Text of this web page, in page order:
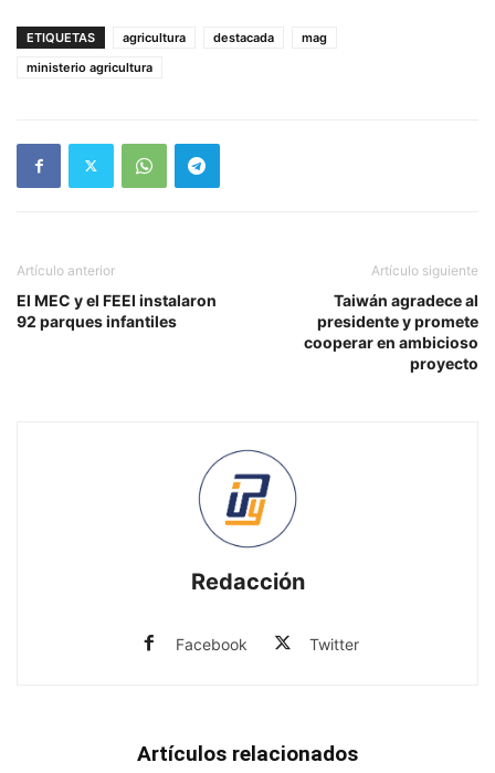
ETIQUETAS agricultura destacada
mag
ministerio agricultura
Artículo anterior
El MEC y el FEEI instalaron
92 parques infantiles
Artículo siguiente
Taiwán agradece al
presidente y promete
cooperar en ambicioso
proyecto
Redacción
Facebook Twitter
Artículos relacionados